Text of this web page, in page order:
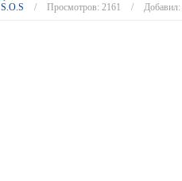
S.O.S Просмотров: 2161 Добавил: